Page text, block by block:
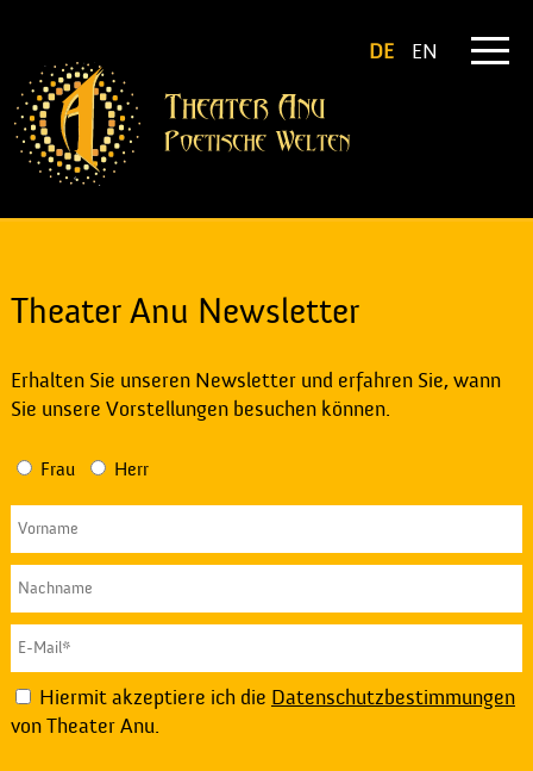
DE EN
Theater Anu Newsletter
Erhalten Sie unseren Newsletter und erfahren Sie, wann
Sie unsere Vorstellungen besuchen können.
Frau Herr
Hiermit akzeptiere ich die Datenschutzbestimmungen
von Theater Anu.